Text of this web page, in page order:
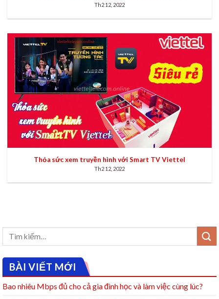
Th2 12, 2022
Thỏa sức xem truyền hình với Smart TV Viettel
Th2 12, 2022
BÀI VIẾT MỚI
Bao nhiêu Mbps đủ cho cả gia đình học và làm việc cùng lúc?